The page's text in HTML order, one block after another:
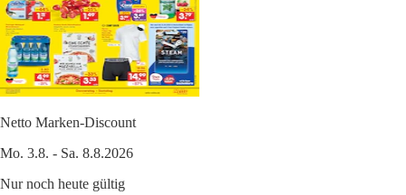
Netto Marken-Discount
Mo. 3.8. - Sa. 8.8.2026
Nur noch heute gültig